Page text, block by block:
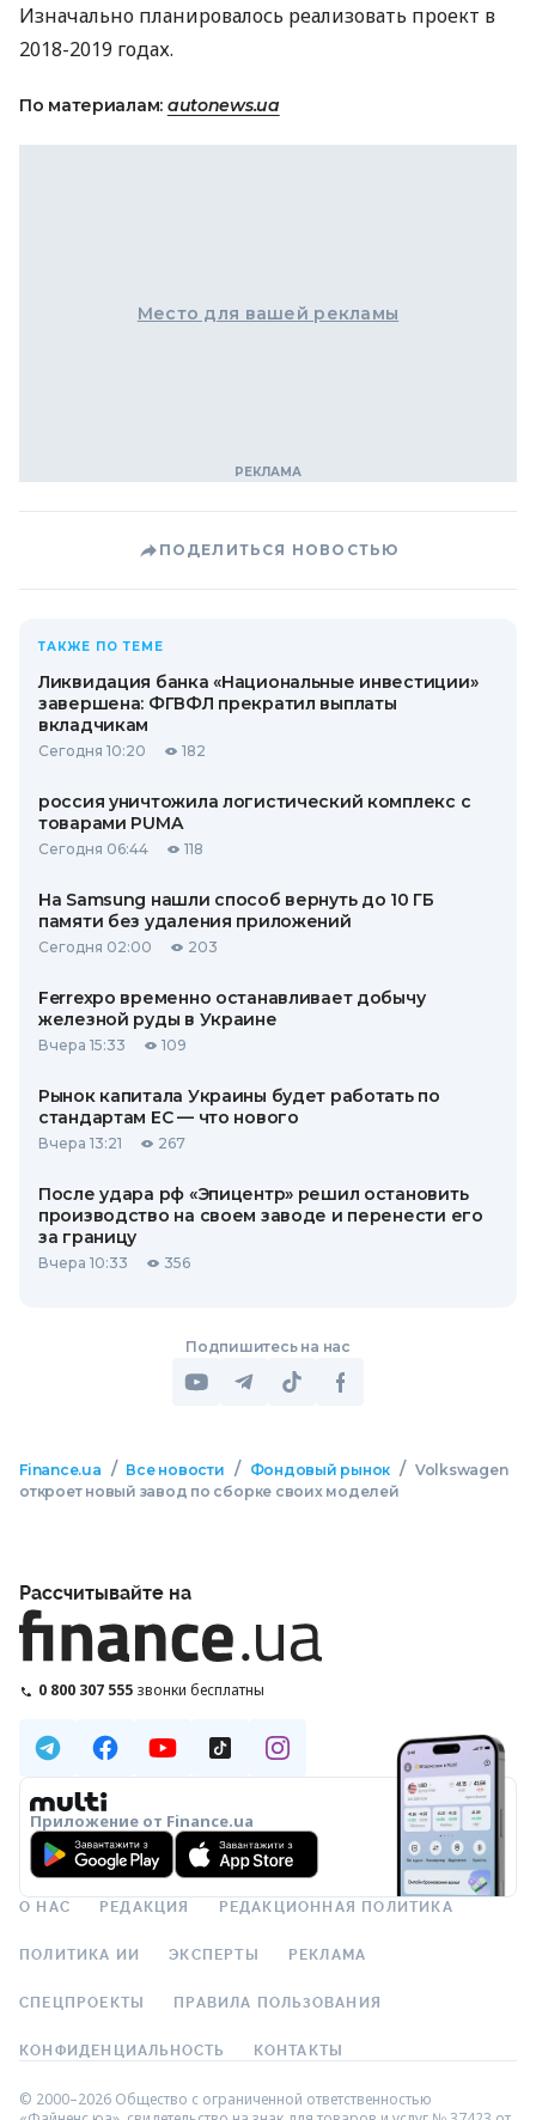
Изначально планировалось реализовать проект в
2018-2019 годах.
По материалам: autonews.ua
Место для вашей рекламы
ПОДЕЛИТЬСЯ НОВОСТЬЮ
ТАКЖЕ ПО ТЕМЕ
Ликвидация банка «Национальные инвестиции»
завершена: ФГВФЛ прекратил выплаты
вкладчикам
Сегодня 10:20 182
россия уничтожила логистический комплекс с
товарами PUMA
Сегодня 06:44 118
На Samsung нашли способ вернуть до 10 ГБ
памяти без удаления приложений
Сегодня 02:00 203
Ferrexpo временно останавливает добычу
железной руды в Украине
Вчера 15:33 109
Рынок капитала Украины будет работать по
стандартам ЕС — что нового
Вчера 13:21 267
После удара рф «Эпицентр» решил остановить
производство на своем заводе и перенести его
за границу
Вчера 10:33 356
Подпишитесь на нас
Finance.ua / Все новости / Фондовый рынок / Volkswagen
откроет новый завод по сборке своих моделей
Рассчитывайте на
0 800 307 555 звонки бесплатны
Приложение от Finance.ua
О НАС РЕДАКЦИЯ РЕДАКЦИОННАЯ ПОЛИТИКА
ПОЛИТИКА ИИ ЭКСПЕРТЫ РЕКЛАМА
СПЕЦПРОЕКТЫ ПРАВИЛА ПОЛЬЗОВАНИЯ
КОНФИДЕНЦИАЛЬНОСТЬ КОНТАКТЫ
© 2000–2026 Общество с ограниченной ответственностью